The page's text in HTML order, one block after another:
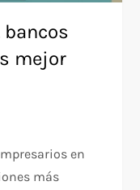
bancos
mejor
en
más